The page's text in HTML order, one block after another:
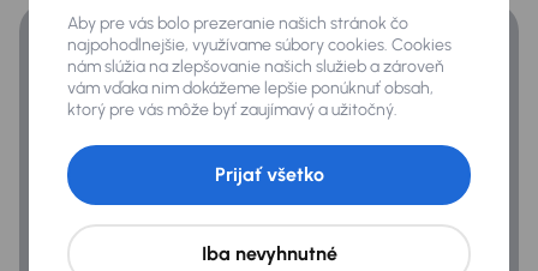
Všeobecné
Infotainment
Lakťová opierka
USB
Veľa ďalšej výbavy
Aby pre vás bolo prezeranie našich stránok čo
najpohodlnejšie, využívame súbory cookies. Cookies
nám slúžia na zlepšovanie našich služieb a zároveň
vám vďaka nim dokážeme lepšie ponúknuť obsah,
ktorý pre vás môže byť zaujímavý a užitočný.
Iba nevyhnutné
Prijať všetko